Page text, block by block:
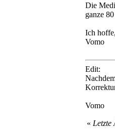
Die
ganze
Ich
Vomo
Edit:
Vomo
« Letzte